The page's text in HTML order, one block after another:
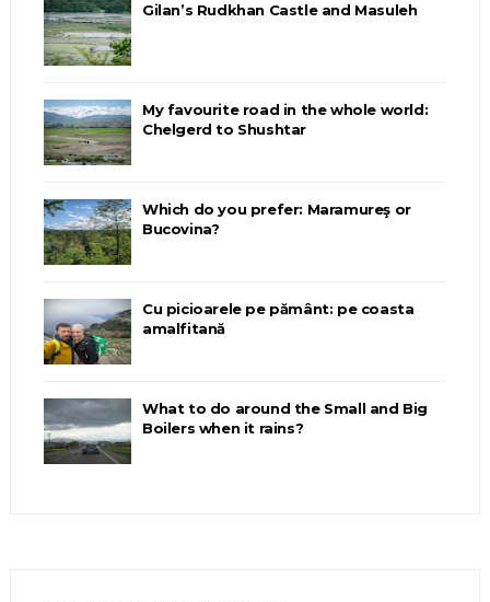
Gilan’s Rudkhan Castle and Masuleh
My favourite road in the whole world:
Chelgerd to Shushtar
Which do you prefer: Maramureş or
Bucovina?
Cu picioarele pe pământ: pe coasta
amalfitană
What to do around the Small and Big
Boilers when it rains?